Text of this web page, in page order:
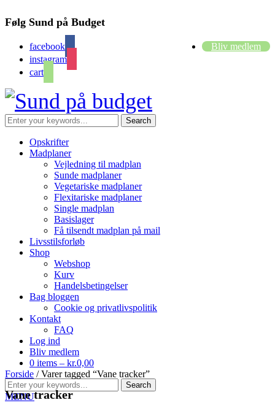
Følg Sund på Budget
facebook
instagram
cart
Bliv medlem
Opskrifter
Madplaner
Vejledning til madplan
Sunde madplaner
Vegetariske madplaner
Flexitariske madplaner
Single madplan
Basislager
Få tilsendt madplan på mail
Livsstilsforløb
Shop
Webshop
Kurv
Handelsbetingelser
Bag bloggen
Cookie og privatlivspolitik
Kontakt
FAQ
Log ind
Bliv medlem
0 items – kr.0,00
MENU
Forside / Varer tagged “Vane tracker”
Vane tracker